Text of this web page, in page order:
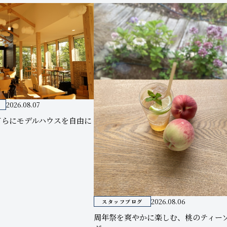
2026.08.07
にモデルハウスを自由に
スタッフブログ 2026.08.06
周年祭を爽やかに楽しむ、桃のティー